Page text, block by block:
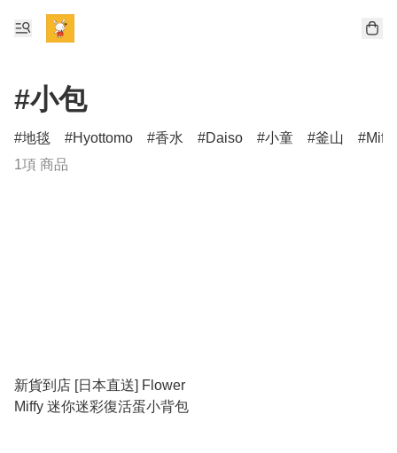
#小包
地毯 Hyottomo 香水 Daiso 小童 釜山
1項 商品
新貨到店 [日本直送] Flower
Miffy 迷你迷彩復活蛋小背包